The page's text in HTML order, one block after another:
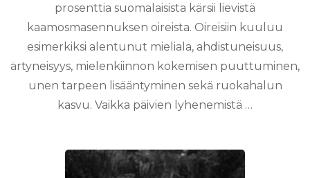
prosenttia suomalaisista kärsii lievistä
kaamosmasennuksen oireista. Oireisiin kuuluu
esimerkiksi alentunut mieliala, ahdistuneisuus,
ärtyneisyys, mielenkiinnon kokemisen puuttuminen,
unen tarpeen lisääntyminen sekä ruokahalun
kasvu. Vaikka päivien lyhenemistä …